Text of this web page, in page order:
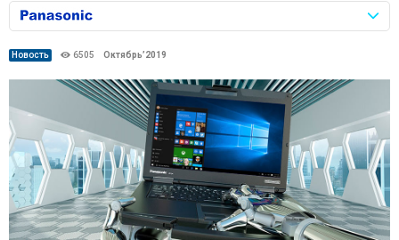
Новость 6505 Октябрь’2019